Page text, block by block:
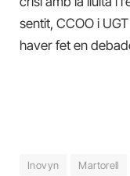
sentit, CCOO i
haver fet en
Inovyn Martorell